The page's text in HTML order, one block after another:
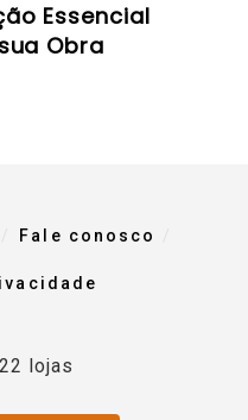
Essencial
Obra
Fale conosco
lojas